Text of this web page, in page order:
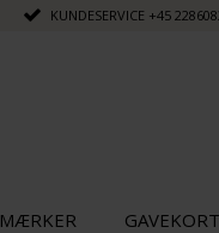
KUNDESERVICE +45
MÆRKER GAVEKORT